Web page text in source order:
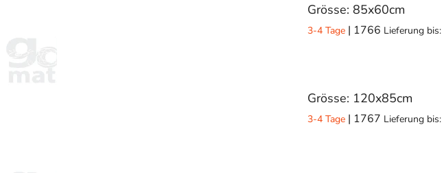
Grösse: 85x60cm
3-4 Tage | 1766 Lieferung bis:
Grösse: 120x85cm
3-4 Tage | 1767 Lieferung bis: